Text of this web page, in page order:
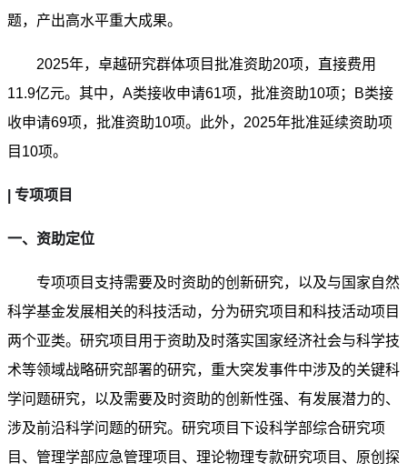
题，产出高水平重大成果。
2025年，卓越研究群体项目批准资助20项，直接费用
11.9亿元。其中，A类接收申请61项，批准资助10项；B类接
收申请69项，批准资助10项。此外，2025年批准延续资助项
目10项。
| 专项项目
一、资助定位
专项项目支持需要及时资助的创新研究，以及与国家自然
科学基金发展相关的科技活动，分为研究项目和科技活动项目
两个亚类。研究项目用于资助及时落实国家经济社会与科学技
术等领域战略研究部署的研究，重大突发事件中涉及的关键科
学问题研究，以及需要及时资助的创新性强、有发展潜力的、
涉及前沿科学问题的研究。研究项目下设科学部综合研究项
目、管理学部应急管理项目、理论物理专款研究项目、原创探